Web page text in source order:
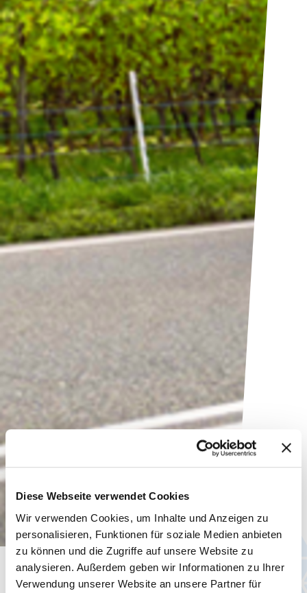
Diese Webseite verwendet Cookies
Wir verwenden Cookies, um Inhalte und Anzeigen zu
personalisieren, Funktionen für soziale Medien anbieten
zu können und die Zugriffe auf unsere Website zu
analysieren. Außerdem geben wir Informationen zu Ihrer
Verwendung unserer Website an unsere Partner für
Aktuelles